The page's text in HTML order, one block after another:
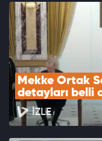
Mekke Ortak
detayları belli
İZLE